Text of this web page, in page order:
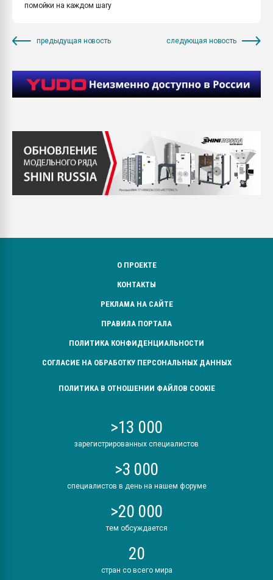
помойки на каждом шагу
предыдущая новость следующая новость
О ПРОЕКТЕ
КОНТАКТЫ
РЕКЛАМА НА САЙТЕ
ПРАВИЛА ПОРТАЛА
ПОЛИТИКА КОНФИДЕНЦИАЛЬНОСТИ
СОГЛАСИЕ НА ОБРАБОТКУ ПЕРСОНАЛЬНЫХ ДАННЫХ
ПОЛИТИКА В ОТНОШЕНИИ ФАЙЛОВ COOKIE
>13 000
зарегистрированных специалистов
>3 000
специалистов в день на нашем форуме
>20 000
тем обсуждается
20
стран со всего мира